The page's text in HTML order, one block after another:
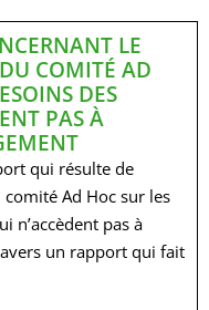
LE
COMITÉ AD
DES
PAS À
qui résulte de
Ad Hoc sur les
n’accèdent pas à
un rapport qui fait